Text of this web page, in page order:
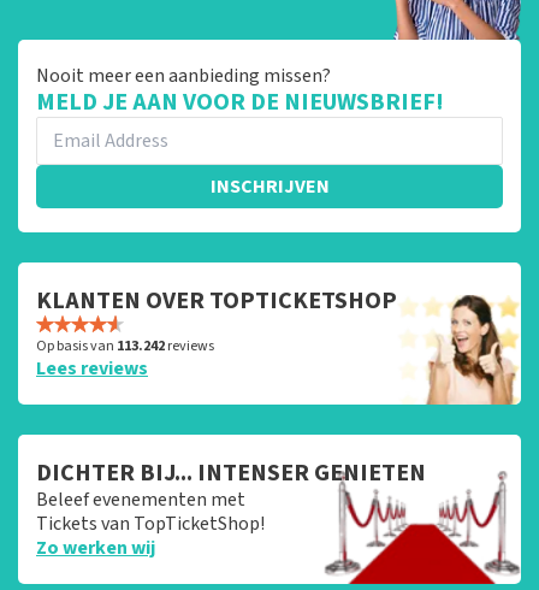
Nooit meer een aanbieding missen?
MELD JE AAN VOOR DE NIEUWSBRIEF!
INSCHRIJVEN
KLANTEN OVER TOPTICKETSHOP
Op basis van 113.242reviews
Lees reviews
DICHTER BIJ... INTENSER GENIETEN
Beleef evenementen met
Tickets van TopTicketShop!
Zo werken wij